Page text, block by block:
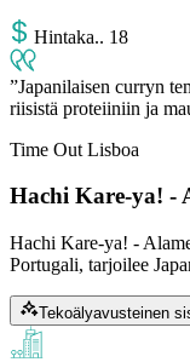
Hintaka.. 18
Japanilaisen curryn
riisistä proteiiniin ja
Time Out Lisboa
Hachi Kare-ya! -
Hachi Kare-ya! -
Portugali, tarjoilee
Tekoälyavusteinen